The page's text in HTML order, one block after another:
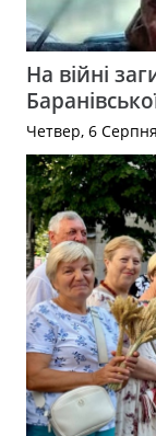
На війні
Четвер, 6